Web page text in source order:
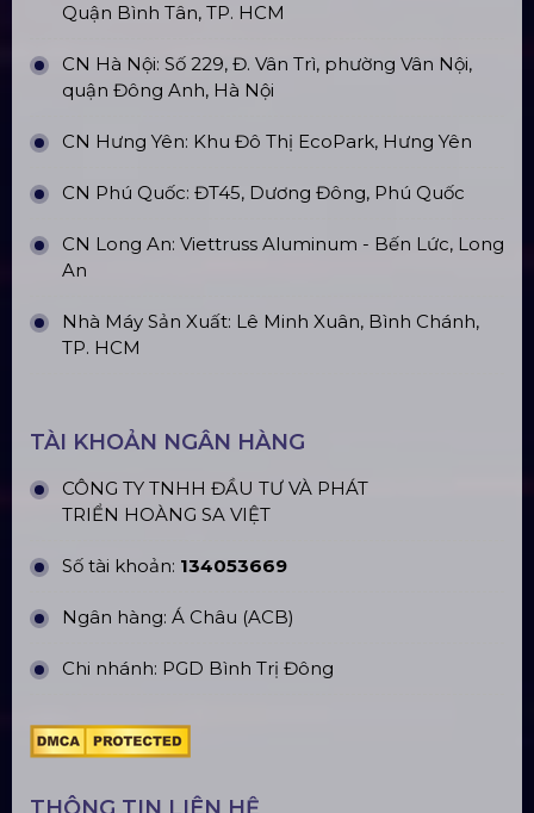
Quận Bình Tân, TP. HCM
CN Hà Nội: Số 229, Đ. Vân Trì, phường Vân Nội,
quận Đông Anh, Hà Nội
CN Hưng Yên: Khu Đô Thị EcoPark, Hưng Yên
CN Phú Quốc: ĐT45, Dương Đông, Phú Quốc
CN Long An: Viettruss Aluminum - Bến Lức, Long
An
Nhà Máy Sản Xuất: Lê Minh Xuân, Bình Chánh,
TP. HCM
TÀI KHOẢN NGÂN HÀNG
CÔNG TY TNHH ĐẦU TƯ VÀ PHÁT
TRIỂN HOÀNG SA VIỆT
Số tài khoản: 134053669
Ngân hàng: Á Châu (ACB)
Chi nhánh: PGD Bình Trị Đông